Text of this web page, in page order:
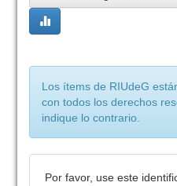
Los ítems de RIUdeG
con todos los derechos
indique lo contrario.
Por favor, use este